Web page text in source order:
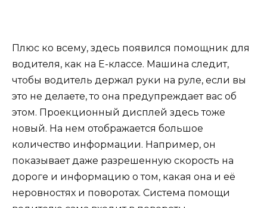
Плюс ко всему, здесь появился помощник для
водителя, как на Е-классе. Машина следит,
чтобы водитель держал руки на руле, если вы
это не делаете, то она предупреждает вас об
этом. Проекционный дисплей здесь тоже
новый. На нем отображается большое
количество информации. Например, он
показывает даже разрешенную скорость на
дороге и информацию о том, какая она и её
неровностях и поворотах. Система помощи